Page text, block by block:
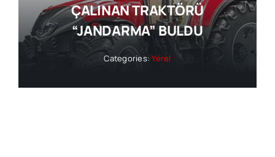
ÇALINAN TRAKTÖRÜ
“JANDARMA” BULDU
Categories:Yerel